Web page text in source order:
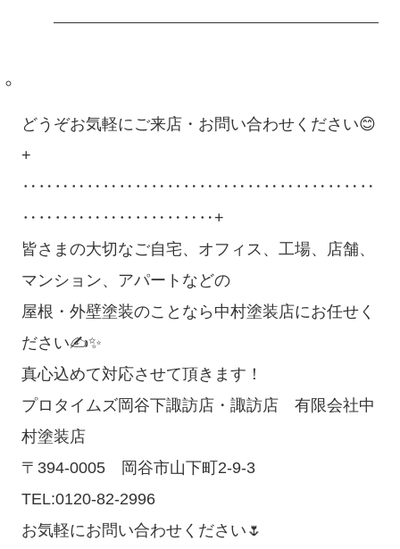
どうぞお気軽にご来店・お問い合わせください😊
+
‥‥‥‥‥‥‥‥‥‥‥‥‥‥‥‥‥‥‥‥‥‥
‥‥‥‥‥‥‥‥‥‥‥‥+
皆さまの大切なご自宅、オフィス、工場、店舗、
マンション、アパートなどの
屋根・外壁塗装のことなら中村塗装店にお任せく
ださい✍✨
真心込めて対応させて頂きます！
プロタイムズ岡谷下諏訪店・諏訪店 有限会社中
村塗装店
〒394-0005 岡谷市山下町2-9-3
TEL:0120-82-2996
お気軽にお問い合わせください🌷